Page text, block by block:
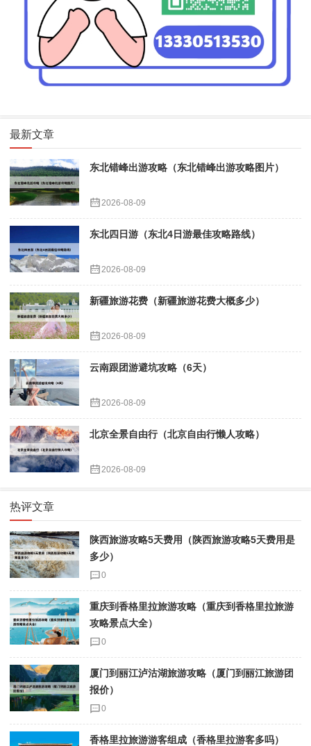
最新文章
东北错峰出游攻略（东北错峰出游攻略图片）
2026-08-09
东北四日游（东北4日游最佳攻略路线）
2026-08-09
新疆旅游花费（新疆旅游花费大概多少）
2026-08-09
云南跟团游避坑攻略（6天）
2026-08-09
北京全景自由行（北京自由行懒人攻略）
2026-08-09
热评文章
陕西旅游攻略5天费用（陕西旅游攻略5天费用是
多少）
0
重庆到香格里拉旅游攻略（重庆到香格里拉旅游
攻略景点大全）
0
厦门到丽江泸沽湖旅游攻略（厦门到丽江旅游团
报价）
0
香格里拉旅游游客组成（香格里拉游客多吗）